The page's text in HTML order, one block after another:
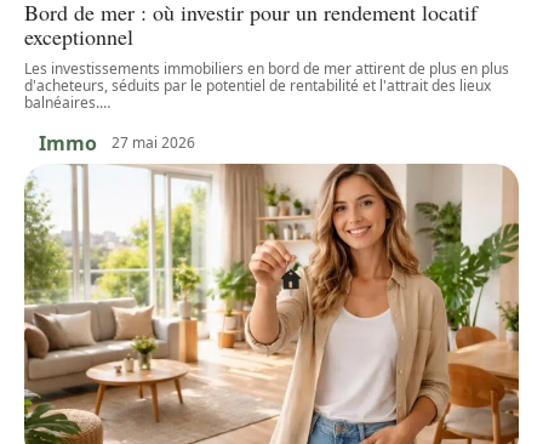
Bord de mer : où investir pour un rendement locatif
exceptionnel
Les investissements immobiliers en bord de mer attirent de plus en plus
d'acheteurs, séduits par le potentiel de rentabilité et l'attrait des lieux
balnéaires.…
Immo 27 mai 2026